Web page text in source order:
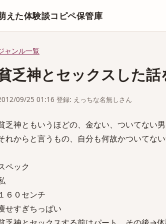
えた体験談コピペ保管庫
ャンル一覧
乏神とセックスした
09/25 01:16 登録: えっちな名無しさん
乏神ともいうほどの、金ない、ついてない
れからと言うもの、自分も何故かついてな
ペック
１６０センチ
せすぎちっぱい